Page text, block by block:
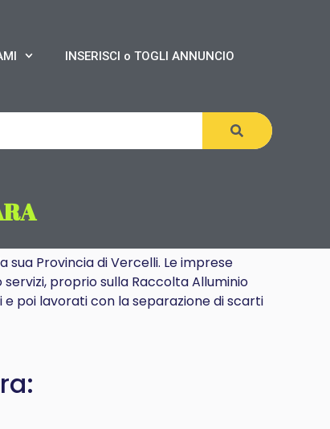
INSERISCI o TOGLI ANNUNCIO
sua Provincia di Vercelli. Le imprese
proprio sulla Raccolta Alluminio
poi lavorati con la separazione di scarti